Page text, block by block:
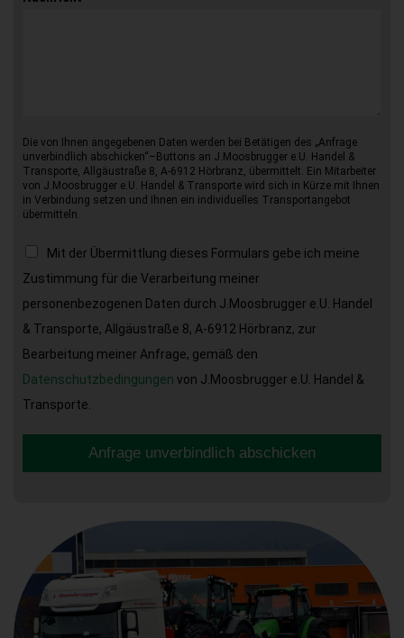
Die von Ihnen angegebenen Daten werden bei Betätigen des „Anfrage
unverbindlich abschicken“–Buttons an J.Moosbrugger e.U. Handel &
Transporte, Allgäustraße 8, A-6912 Hörbranz, übermittelt. Ein Mitarbeiter
von J.Moosbrugger e.U. Handel & Transporte wird sich in Kürze mit Ihnen
in Verbindung setzen und Ihnen ein individuelles Transportangebot
übermitteln.
Mit der Übermittlung dieses Formulars gebe ich meine
Zustimmung für die Verarbeitung meiner
personenbezogenen Daten durch J.Moosbrugger e.U. Handel
& Transporte, Allgäustraße 8, A-6912 Hörbranz, zur
Bearbeitung meiner Anfrage, gemäß den
Datenschutzbedingungen von J.Moosbrugger e.U. Handel &
Transporte.
Anfrage unverbindlich abschicken